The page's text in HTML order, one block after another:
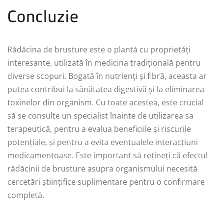
Concluzie
Rădăcina de brusture este o plantă cu proprietăți
interesante, utilizată în medicina tradițională pentru
diverse scopuri. Bogată în nutrienți și fibră, aceasta ar
putea contribui la sănătatea digestivă și la eliminarea
toxinelor din organism. Cu toate acestea, este crucial
să se consulte un specialist înainte de utilizarea sa
terapeutică, pentru a evalua beneficiile și riscurile
potențiale, și pentru a evita eventualele interacțiuni
medicamentoase. Este important să rețineți că efectul
rădăcinii de brusture asupra organismului necesită
cercetări științifice suplimentare pentru o confirmare
completă.